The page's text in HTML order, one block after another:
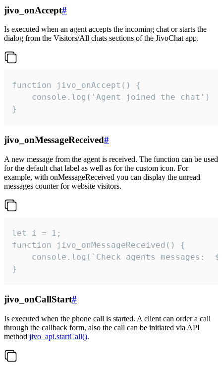
jivo_onAccept#
Is executed when an agent accepts the incoming chat or starts the
dialog from the Visitors/All chats sections of the JivoChat app.
function jivo_onAccept() {
}
jivo_onMessageReceived#
A new message from the agent is received. The function can be used
for the default chat label as well as for the custom icon. For
example, with onMessageReceived you can display the unread
messages counter for website visitors.
let i = 1;
function jivo_onMessageReceived() {
}
jivo_onCallStart#
Is executed when the phone call is started. A client can order a call
through the callback form, also the call can be initiated via API
method jivo_api.startCall().